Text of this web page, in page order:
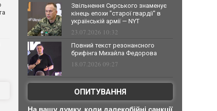
Звільнення Сирського знаменує
кінець епохи "старої гвардії" в
українській армії — NYT
23.07.2026 10:32
Повний текст резонансного
брифінга Михайла Федорова
18.07.2026 09:27
ОПИТУВАННЯ
На вашу думку, коли далекобійні санкції